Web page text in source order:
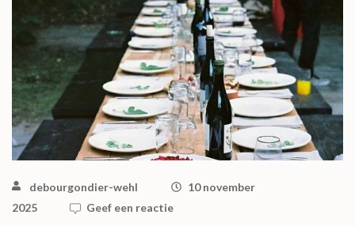
debourgondier-wehl
10 november
2025
Geef een reactie